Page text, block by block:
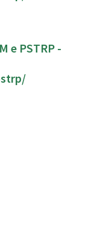
e PSTRP -